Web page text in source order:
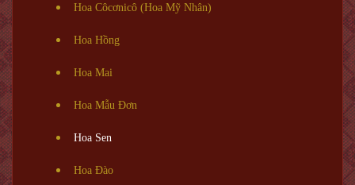
Hoa Côcơnicô (Hoa Mỹ Nhân)
Hoa Hồng
Hoa Mai
Hoa Mẫu Đơn
Hoa Sen
Hoa Đào